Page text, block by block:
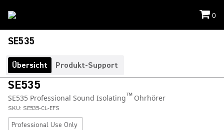
0
SE535
Übersicht Produkt-Support
SE535
SE535 Professional Sound Isolating™Ohrhörer
SKU: SE535-CL-EFS
Professional Use Only